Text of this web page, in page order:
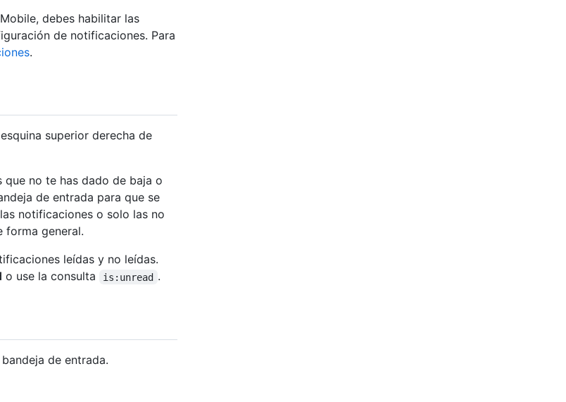
debes habilitar las
de notificaciones. Para
.
superior derecha de
no te has dado de baja o
de entrada para que se
notificaciones o solo las no
forma general.
leídas y no leídas.
o use la consulta is:unread .
de entrada.